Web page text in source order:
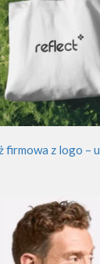
firmowa z logo –